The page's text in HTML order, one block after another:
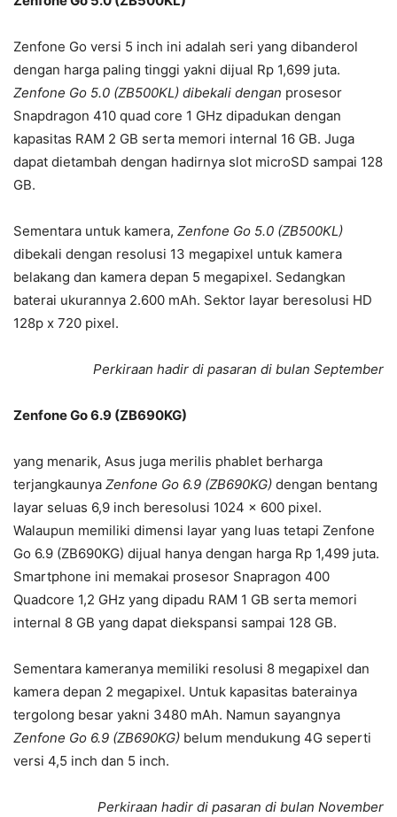
Zenfone Go versi 5 inch ini adalah seri yang dibanderol
dengan harga paling tinggi yakni dijual Rp 1,699 juta.
Zenfone Go 5.0 (ZB500KL) dibekali dengan prosesor
Snapdragon 410 quad core 1 GHz dipadukan dengan
kapasitas RAM 2 GB serta memori internal 16 GB. Juga
dapat dietambah dengan hadirnya slot microSD sampai 128
GB.
Sementara untuk kamera, Zenfone Go 5.0 (ZB500KL)
dibekali dengan resolusi 13 megapixel untuk kamera
belakang dan kamera depan 5 megapixel. Sedangkan
baterai ukurannya 2.600 mAh. Sektor layar beresolusi HD
128p x 720 pixel.
Perkiraan hadir di pasaran di bulan September
Zenfone Go 6.9 (ZB690KG)
yang menarik, Asus juga merilis phablet berharga
terjangkaunya Zenfone Go 6.9 (ZB690KG) dengan bentang
layar seluas 6,9 inch beresolusi 1024 x 600 pixel.
Walaupun memiliki dimensi layar yang luas tetapi Zenfone
Go 6.9 (ZB690KG) dijual hanya dengan harga Rp 1,499 juta.
Smartphone ini memakai prosesor Snapragon 400
Quadcore 1,2 GHz yang dipadu RAM 1 GB serta memori
internal 8 GB yang dapat diekspansi sampai 128 GB.
Sementara kameranya memiliki resolusi 8 megapixel dan
kamera depan 2 megapixel. Untuk kapasitas baterainya
tergolong besar yakni 3480 mAh. Namun sayangnya
Zenfone Go 6.9 (ZB690KG) belum mendukung 4G seperti
versi 4,5 inch dan 5 inch.
Perkiraan hadir di pasaran di bulan November